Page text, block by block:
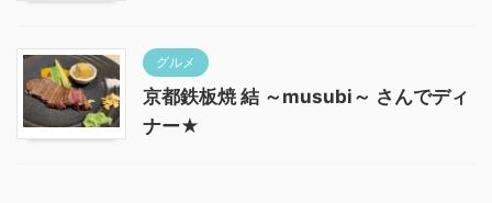
グルメ
京都鉄板焼 結 ～musubi～ さんでディ
ナー★